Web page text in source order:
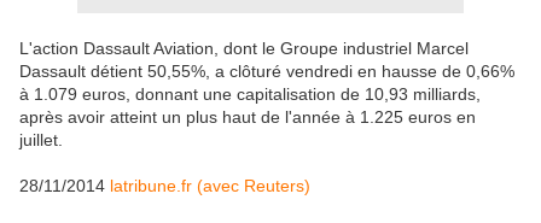
L'action Dassault Aviation, dont le Groupe industriel Marcel
Dassault détient 50,55%, a clôturé vendredi en hausse de 0,66%
à 1.079 euros, donnant une capitalisation de 10,93 milliards,
après avoir atteint un plus haut de l'année à 1.225 euros en
juillet.
28/11/2014 latribune.fr (avec Reuters)